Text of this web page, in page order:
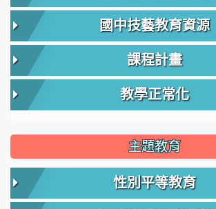
國中技藝教育資源
課程計畫
教學正常化
主題教育
性別平等教育